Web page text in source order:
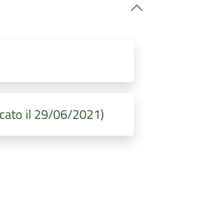
il 29/06/2021)